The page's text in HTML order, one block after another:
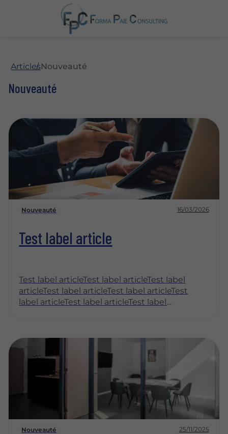
ArticlesNouveauté
Nouveauté
Nouveauté 16/03/2026
Test label article
Test label articleTest label articleTest label
articleTest label articleTest label articleTest
label articleTest label articleTest label
Nouveauté 25/11/2025